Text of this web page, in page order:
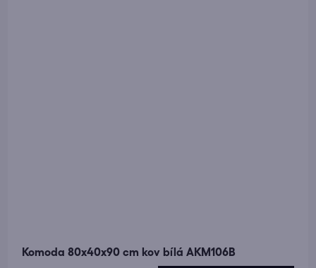
Komoda 80x40x90 cm kov bílá AKM106B